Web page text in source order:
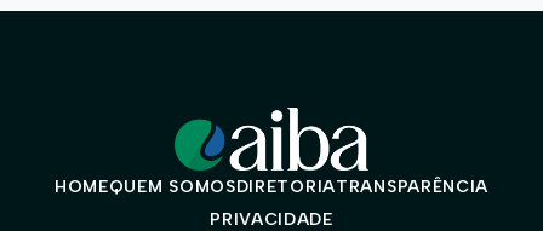
HOMEQUEM SOMOSDIRETORIATRANSPARÊNCIA
PRIVACIDADE